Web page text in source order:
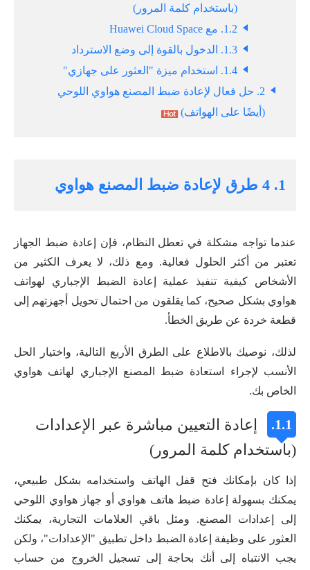
(باستخدام كلمة المرور)
1.2. مع Huawei Cloud Space
1.3. الدخول بالقوة إلى وضع الاسترداد
1.4. استخدام ميزة "العثور على جهازي"
2. حل فعال لإعادة ضبط المصنع هواوي اللوحي
(أيضًا على الهواتف)
1. 4 طرق لإعادة ضبط المصنع هواوي
عندما تواجه مشكلة في تعطل النظام، فإن إعادة ضبط الجهاز
تعتبر من أكثر الحلول فعالية. ومع ذلك، لا يعرف الكثير من
الأشخاص كيفية تنفيذ عملية إعادة الضبط الإجباري لهواتف
هواوي بشكل صحيح، كما يقلقون من احتمال تحويل أجهزتهم إلى
قطعة خردة عن طريق الخطأ.
لذلك، نوصيك بالاطلاع على الطرق الأربع التالية، واختيار الحل
الأنسب لإجراء استعادة ضبط المصنع الإجباري لهاتف هواوي
الخاص بك.
1.1.
إعادة التعيين مباشرة عبر الإعدادات
(باستخدام كلمة المرور)
إذا كان بإمكانك فتح قفل الهاتف واستخدامه بشكل طبيعي،
يمكنك بسهولة إعادة ضبط هاتف هواوي أو جهاز هواوي اللوحي
إلى إعدادات المصنع. ومثل باقي العلامات التجارية، يمكنك
العثور على وظيفة إعادة الضبط داخل تطبيق "الإعدادات"، ولكن
يجب الانتباه إلى أنك بحاجة إلى تسجيل الخروج من حساب